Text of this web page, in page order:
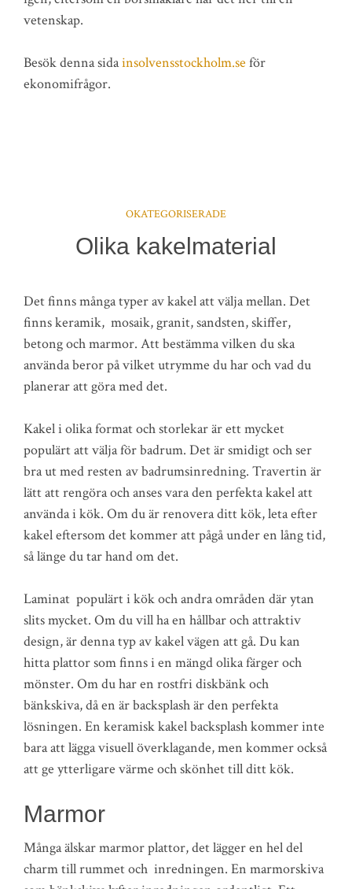
vetenskap.
Besök denna sidainsolvensstockholm.se för
ekonomifrågor.
OKATEGORISERADE
Olika kakelmaterial
Det finns många typer av kakel att välja mellan. Det
finns keramik, mosaik, granit, sandsten, skiffer,
betong och marmor. Att bestämma vilken du ska
använda beror på vilket utrymme du har och vad du
planerar att göra med det.
Kakel i olika format och storlekar är ett mycket
populärt att välja för badrum. Det är smidigt och ser
bra ut med resten av badrumsinredning. Travertin är
lätt att rengöra och anses vara den perfekta kakel att
använda i kök. Om du är renovera ditt kök, leta efter
kakel eftersom det kommer att pågå under en lång tid,
så länge du tar hand om det.
Laminat populärt i kök och andra områden där ytan
slits mycket. Om du vill ha en hållbar och attraktiv
design, är denna typ av kakel vägen att gå. Du kan
hitta plattor som finns i en mängd olika färger och
mönster. Om du har en rostfri diskbänk och
bänkskiva, då en är backsplash är den perfekta
lösningen. En keramisk kakel backsplash kommer inte
bara att lägga visuell överklagande, men kommer också
att ge ytterligare värme och skönhet till ditt kök.
Marmor
Många älskar marmor plattor, det lägger en hel del
charm till rummet och inredningen. En marmorskiva